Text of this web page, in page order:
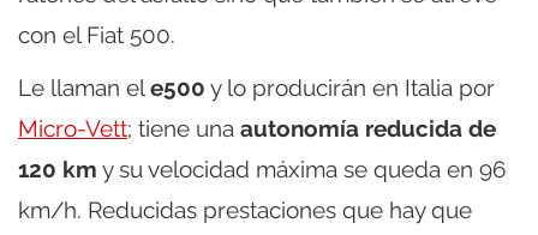
con el Fiat 500.
Le llaman ele500 y lo producirán en Italia por
Micro-Vett; tiene una autonomía reducida de
120 km y su velocidad máxima se queda en 96
km/h. Reducidas prestaciones que hay que